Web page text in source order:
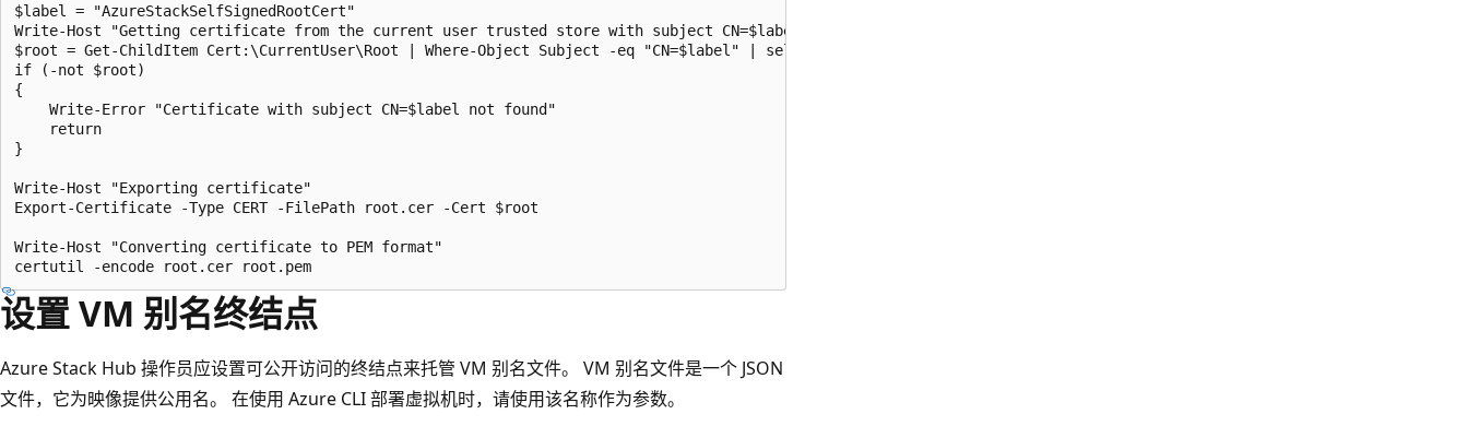
$label = "AzureStackSelfSignedRootCert"
Write-Host "Getting certificate from the current user trusted store with subject CN=$label"
$root = Get-ChildItem Cert:\CurrentUser\Root | Where-Object Subject -eq "CN=$label" | select -First 1
if (-not $root)
{
    Write-Error "Certificate with subject CN=$label not found"
    return
}
Write-Host "Exporting certificate"
Export-Certificate -Type CERT -FilePath root.cer -Cert $root
Write-Host "Converting certificate to PEM format"
设置 VM 别名终结点
Azure Stack Hub 操作员应设置可公开访问的终结点来托管 VM 别名文件。 VM 别名文件是一个 JSON
文件，它为映像提供公用名。 在使用 Azure CLI 部署虚拟机时，请使用该名称作为参数。